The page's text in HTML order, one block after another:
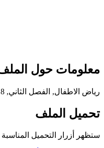
معلومات حول
رياض الاطفال, الفصل الثاني, 2018-2019, مذكرة تعليم الكتابة الصحيحة / انكليزي ـ عربي /
تحميل الملف
ستظهر أزرار التحميل